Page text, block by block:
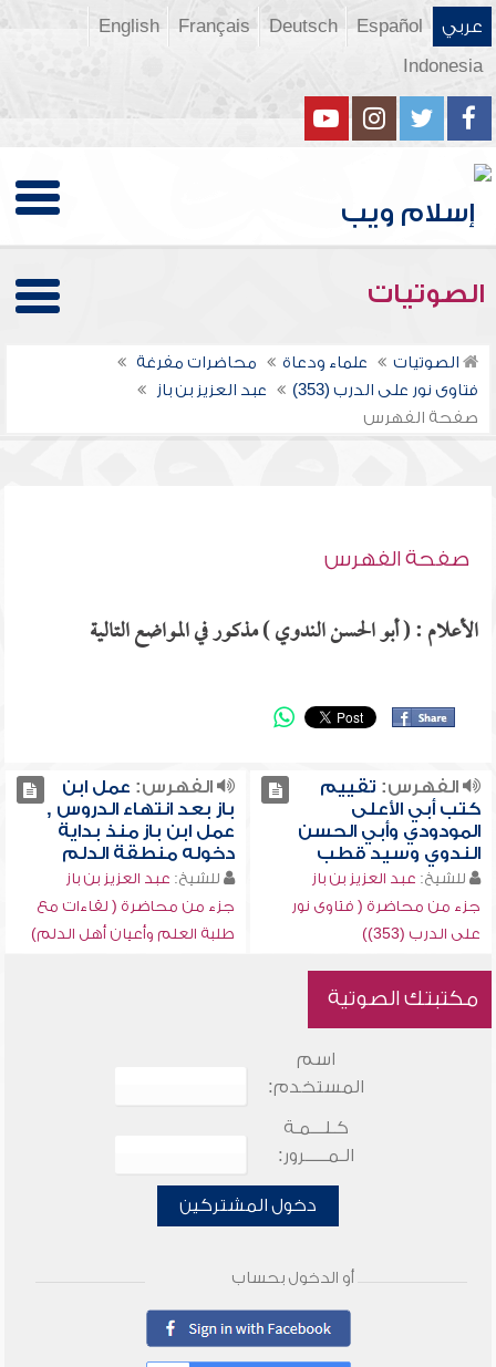
عربي Español
Deutsch
Français
English
Indonesia
الصوتيات
الصوتيات علماء ودعاة
محاضرات مفرغة
فتاوى نور على الدرب (353)
عبد العزيز بن باز
صفحة الفهرس
صفحة الفهرس
الأعلام : ( أبو الحسن الندوي ) مذكور في المواضع التالية
الفهرس: تقييم
كتب أبي الأعلى
المودودي وأبي الحسن
الندوي وسيد قطب
للشيخ: عبد العزيز بن باز
جزء من محاضرة ( فتاوى نور
على الدرب (353))
الفهرس: عمل ابن
باز بعد انتهاء الدروس ,
عمل ابن باز منذ بداية
دخوله منطقة الدلم
للشيخ: عبد العزيز بن باز
جزء من محاضرة ( لقاءات مع
طلبة العلم وأعيان أهل الدلم)
مكتبتك الصوتية
اسم
المستخدم:
كـلـــمـة
الـمـــــرور:
دخول المشتركين
أو الدخول بحساب